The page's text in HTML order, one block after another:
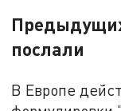
послали
В Европе